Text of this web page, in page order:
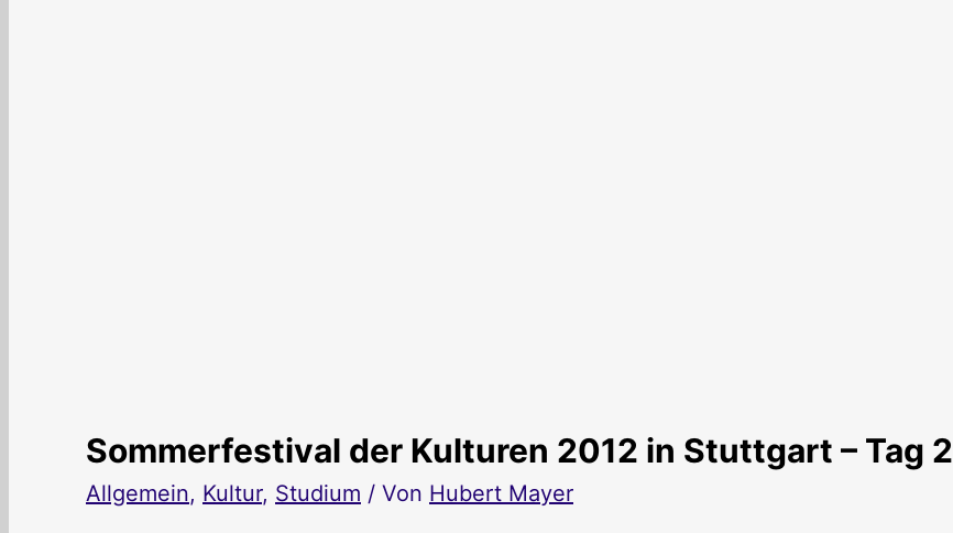
Sommerfestival der Kulturen 2012 in Stuttgart – Tag 2
Allgemein, Kultur, Studium / Von Hubert Mayer